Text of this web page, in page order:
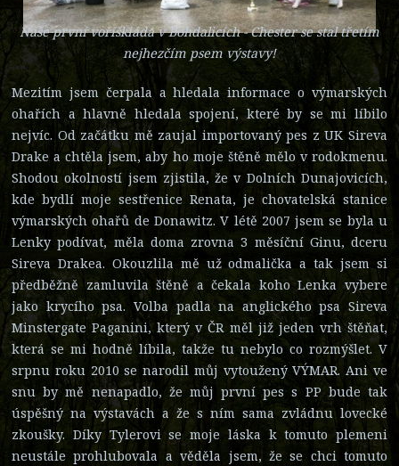
Naše první voříškiáda v Bohdalicích - Chester se stal třetím
nejhezčím psem výstavy!
Mezitím jsem čerpala a hledala informace o výmarských
ohařích a hlavně hledala spojení, které by se mi líbilo
nejvíc. Od začátku mě zaujal importovaný pes z UK Sireva
Drake a chtěla jsem, aby ho moje štěně mělo v rodokmenu.
Shodou okolností jsem zjistila, že v Dolních Dunajovicích,
kde bydlí moje sestřenice Renata, je chovatelská stanice
výmarských ohařů de Donawitz. V létě 2007 jsem se byla u
Lenky podívat, měla doma zrovna 3 měsíční Ginu, dceru
Sireva Drakea. Okouzlila mě už odmalička a tak jsem si
předběžně zamluvila štěně a čekala koho Lenka vybere
jako krycího psa. Volba padla na anglického psa Sireva
Minstergate Paganini, který v ČR měl již jeden vrh štěňat,
která se mi hodně líbila, takže tu nebylo co rozmýšlet. V
srpnu roku 2010 se narodil můj vytoužený VÝMAR. Ani ve
snu by mě nenapadlo, že můj první pes s PP bude tak
úspěšný na výstavách a že s ním sama zvládnu lovecké
zkoušky. Díky Tylerovi se moje láska k tomuto plemeni
neustále prohlubovala a věděla jsem, že se chci tomuto